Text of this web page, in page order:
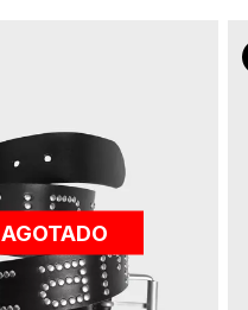
AGOTADO